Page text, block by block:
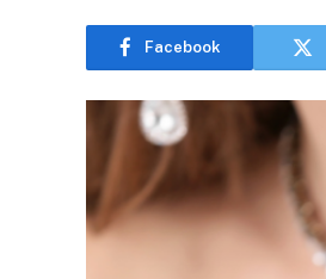
Facebook